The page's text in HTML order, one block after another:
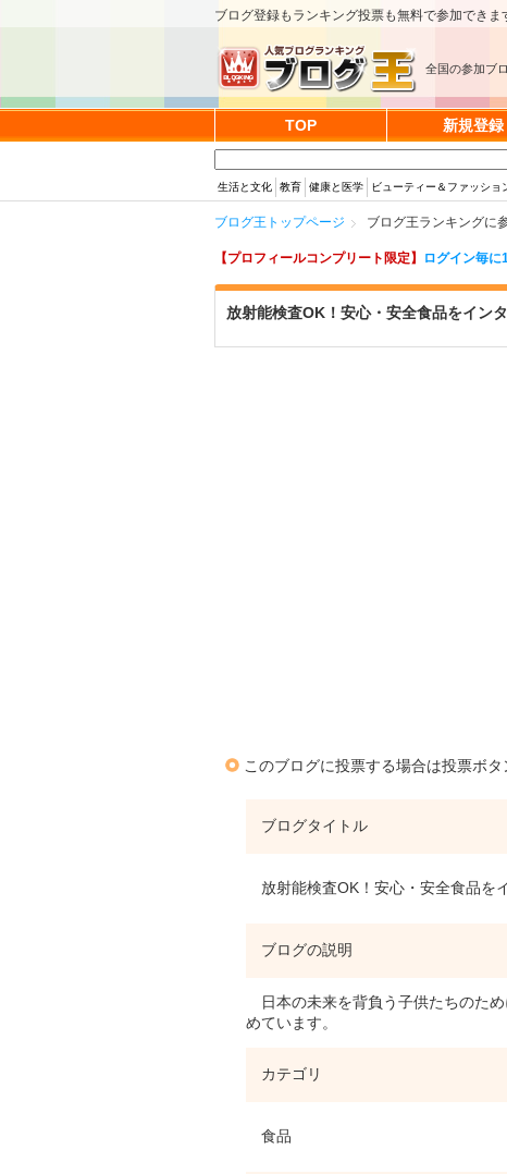
ブログ登録もランキング投票も無料で参加でき
全国の参加ブ
TOP 新規登録
生活と文化 教育 健康と医学 ビューティー＆ファッショ
ブログ王トップページ ブログ王ランキングに
【プロフィールコンプリート限定】 ログイン毎に
放射能検査OK！安心・安全食品をイン
このブログに投票する場合は投票ボ
ブログタイトル
放射能検査OK！安心・安全食品を
ブログの説明
日本の未来を背負う子供たちのた
めています。
カテゴリ
食品